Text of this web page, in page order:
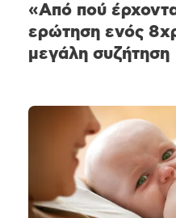
«Από πού
ερώτηση ενός
μεγάλη συζήτηση